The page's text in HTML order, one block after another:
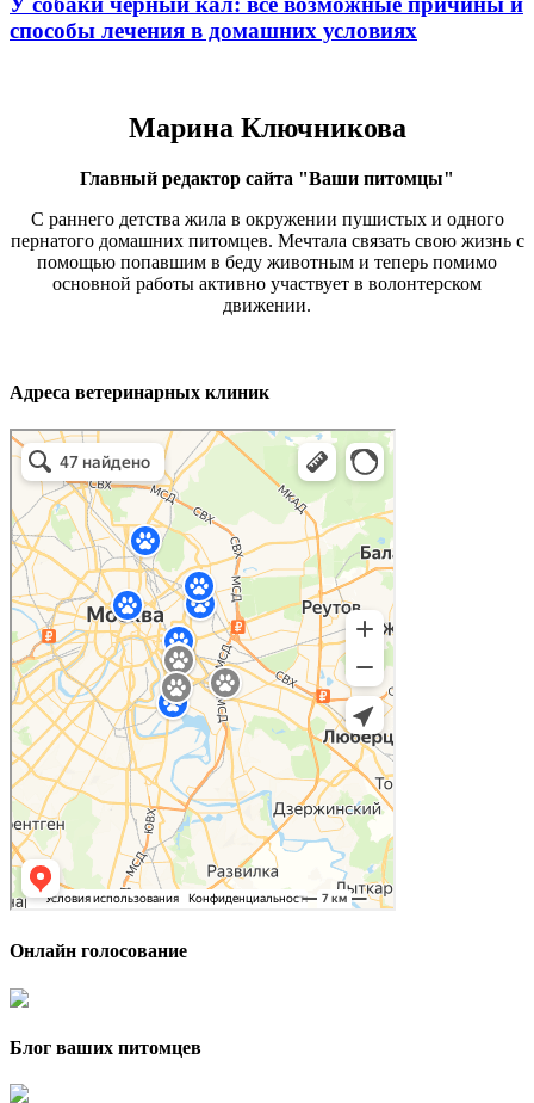
способы лечения в домашних условиях
Марина Ключникова
Главный редактор сайта "Ваши питомцы"
С раннего детства жила в окружении пушистых и одного
пернатого домашних питомцев. Мечтала связать свою жизнь с
помощью попавшим в беду животным и теперь помимо
основной работы активно участвует в волонтерском
движении.
Адреса ветеринарных клиник
Онлайн голосование
Блог ваших питомцев